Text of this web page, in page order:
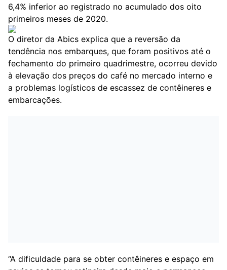
6,4% inferior ao registrado no acumulado dos oito
primeiros meses de 2020.
O diretor da Abics explica que a reversão da
tendência nos embarques, que foram positivos até o
fechamento do primeiro quadrimestre, ocorreu devido
à elevação dos preços do café no mercado interno e
a problemas logísticos de escassez de contêineres e
embarcações.
“A dificuldade para se obter contêineres e espaço em